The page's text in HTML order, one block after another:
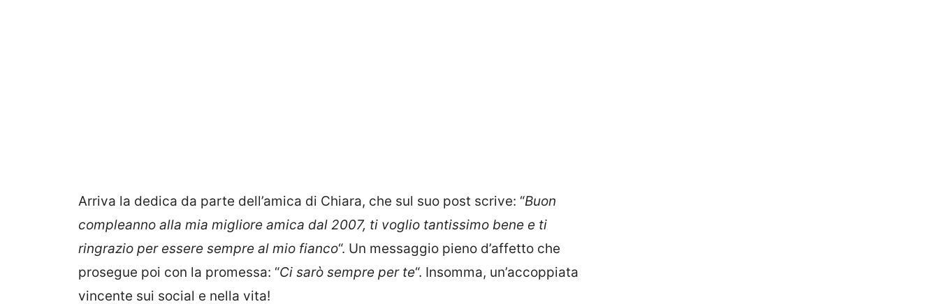
Arriva la dedica da parte dell’amica di Chiara, che sul suo post scrive: “Buon
compleanno alla mia migliore amica dal 2007, ti voglio tantissimo bene e ti
ringrazio per essere sempre al mio fianco“. Un messaggio pieno d’affetto che
prosegue poi con la promessa: “Ci sarò sempre per te“. Insomma, un’accoppiata
vincente sui social e nella vita!